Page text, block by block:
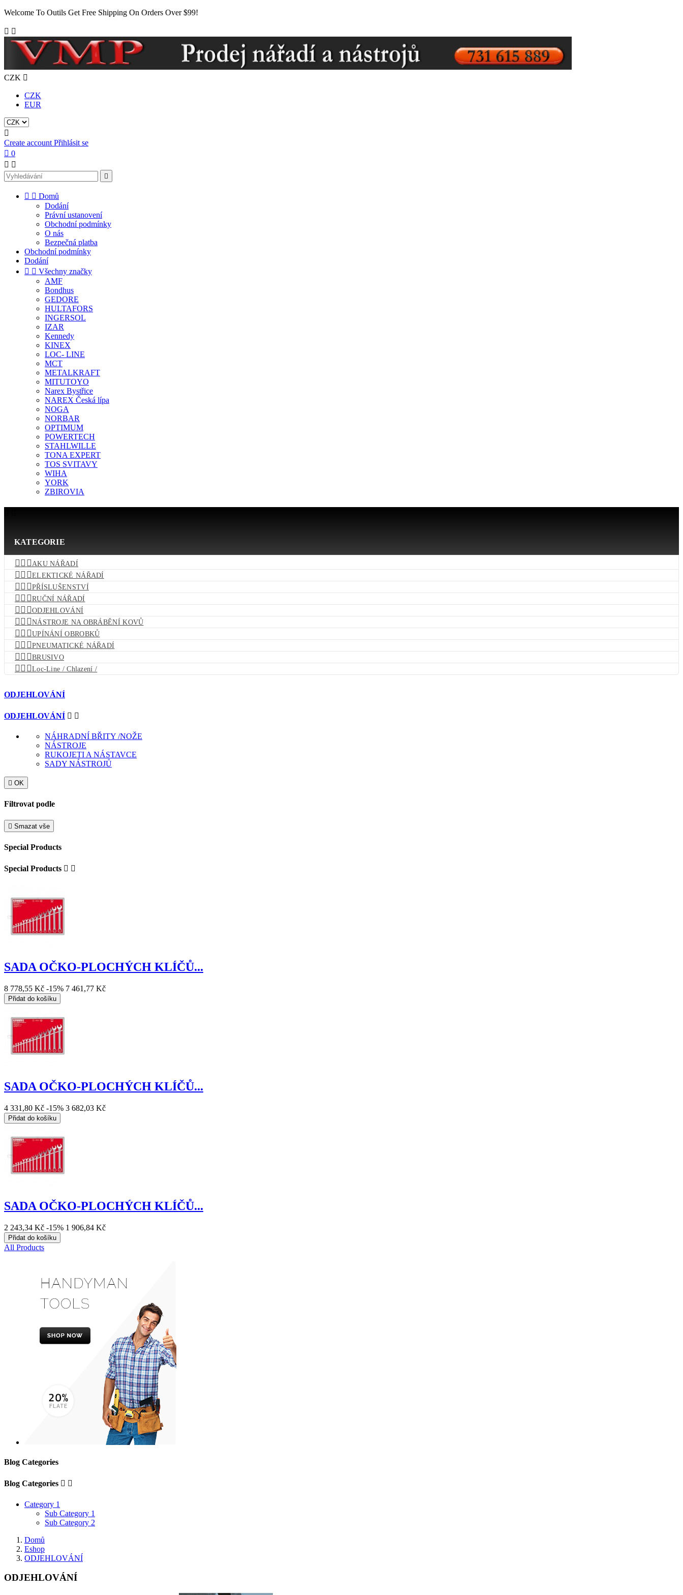
Welcome To Outils Get Free Shipping On Orders Over $99!
 
CZK 
CZK
EUR

Create account Přihlásit se
 0
 

  Domů
Dodání
Právní ustanovení
Obchodní podmínky
O nás
Bezpečná platba
Obchodní podmínky
Dodání
  Všechny značky
AMF
Bondhus
GEDORE
HULTAFORS
INGERSOL
IZAR
Kennedy
KINEX
LOC- LINE
MCT
METALKRAFT
MITUTOYO
Narex Bystřice
NAREX Česká lípa
NOGA
NORBAR
OPTIMUM
POWERTECH
STAHLWILLE
TONA EXPERT
TOS SVITAVY
WIHA
YORK
ZBIROVIA
KATEGORIE
  AKU NÁŘADÍ
 ELEKTICKÉ NÁŘADÍ
 PŘÍSLUŠENSTVÍ
 RUČNÍ NÁŘADÍ
 ODJEHLOVÁNÍ
 NÁSTROJE NA OBRÁBĚNÍ KOVŮ
 UPÍNÁNÍ OBROBKŮ
 PNEUMATICKÉ NÁŘADÍ
 BRUSIVO
 Loc-Line / Chlazení /
ODJEHLOVÁNÍ
ODJEHLOVÁNÍ  
NÁHRADNÍ BŘITY /NOŽE
NÁSTROJE
RUKOJETI A NÁSTAVCE
SADY NÁSTROJŮ
 OK
Filtrovat podle
 Smazat vše
Special Products
Special Products  
SADA OČKO-PLOCHÝCH KLÍČŮ...
8 778,55 Kč -15% 7 461,77 Kč
Přidat do košíku
SADA OČKO-PLOCHÝCH KLÍČŮ...
4 331,80 Kč -15% 3 682,03 Kč
Přidat do košíku
SADA OČKO-PLOCHÝCH KLÍČŮ...
2 243,34 Kč -15% 1 906,84 Kč
Přidat do košíku
All Products
Blog Categories
Blog Categories  
Category 1
Sub Category 1
Sub Category 2
Domů
Eshop
ODJEHLOVÁNÍ
ODJEHLOVÁNÍ